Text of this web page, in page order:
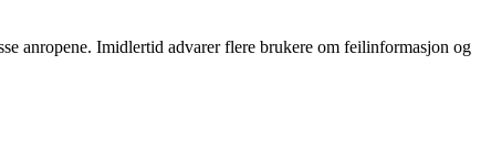
anropene. Imidlertid advarer flere brukere om feilinformasjon og